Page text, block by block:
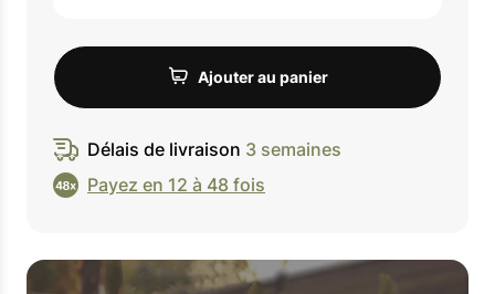
Ajouter au panier
Délais de livraison 3 semaines
Payez en 12 à 48 fois